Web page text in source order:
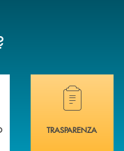
BANCA immediata?
Hai bisogno di
TRASPARENZA